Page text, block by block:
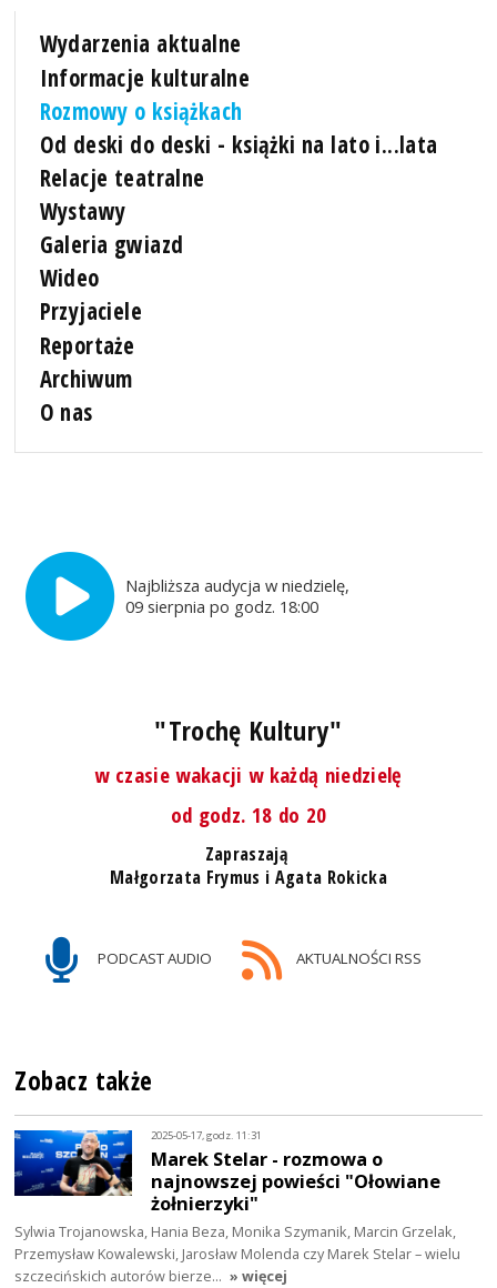
Wydarzenia aktualne
Informacje kulturalne
Rozmowy o książkach
Od deski do deski - książki na lato i...lata
Relacje teatralne
Wystawy
Galeria gwiazd
Wideo
Przyjaciele
Reportaże
Archiwum
O nas
Najbliższa audycja w niedzielę,
09 sierpnia po godz. 18:00
"Trochę Kultury"
w czasie wakacji w każdą niedzielę
od godz. 18 do 20
Zapraszają
Małgorzata Frymus i Agata Rokicka
PODCAST AUDIO AKTUALNOŚCI RSS
Zobacz także
2025-05-17, godz. 11:31
Marek Stelar - rozmowa o
najnowszej powieści "Ołowiane
żołnierzyki"
Sylwia Trojanowska, Hania Beza, Monika Szymanik, Marcin Grzelak,
Przemysław Kowalewski, Jarosław Molenda czy Marek Stelar – wielu
szczecińskich autorów bierze… » więcej